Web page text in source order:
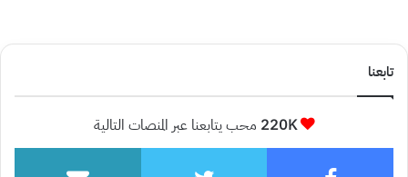
تابعنا
220K محب يتابعنا عبر المنصات التالية